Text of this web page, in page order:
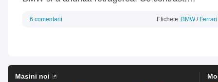
6 comentarii Etichete: BMW/ Ferrari
Masini noi